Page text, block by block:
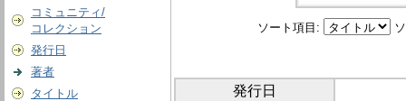
コミュニティ/
コレクション
発行日
著者
タイトル
ソート項目:
発行日